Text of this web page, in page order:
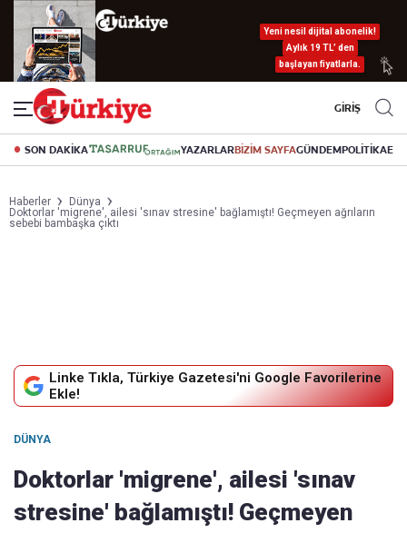
Yeni nesil dijital abonelik!
Aylık 19 TL’ den
başlayan fiyatlarla.
GİRİŞ
SON DAKİKA YAZARLARBİZİM SAYFAGÜNDEMPOLİTİKA
Haberler
Dünya
Doktorlar 'migrene', ailesi 'sınav stresine' bağlamıştı! Geçmeyen ağrıların
sebebi bambaşka çıktı
Linke Tıkla, Türkiye Gazetesi'ni Google Favorilerine
Ekle!
DÜNYA
Doktorlar 'migrene', ailesi 'sınav
stresine' bağlamıştı! Geçmeyen